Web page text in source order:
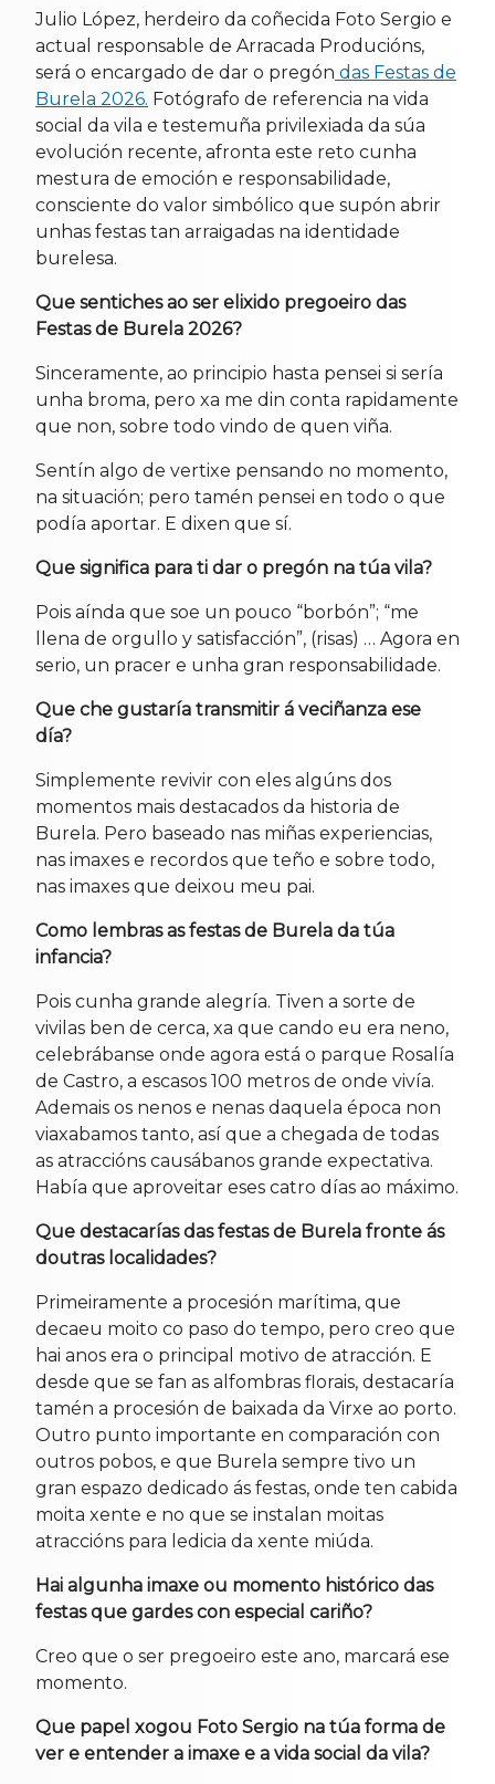
10 May 2026
Julio López, herdeiro da coñecida Foto Sergio e
actual responsable de Arracada Producións,
será o encargado de dar o pregón das Festas de
Burela 2026. Fotógrafo de referencia na vida
social da vila e testemuña privilexiada da súa
evolución recente, afronta este reto cunha
mestura de emoción e responsabilidade,
consciente do valor simbólico que supón abrir
unhas festas tan arraigadas na identidade
burelesa.
Que sentiches ao ser elixido pregoeiro das
Festas de Burela 2026?
Sinceramente, ao principio hasta pensei si sería
unha broma, pero xa me din conta rapidamente
que non, sobre todo vindo de quen viña.
Sentín algo de vertixe pensando no momento,
na situación; pero tamén pensei en todo o que
podía aportar. E dixen que sí.
Que significa para ti dar o pregón na túa vila?
Pois aínda que soe un pouco “borbón”; “me
llena de orgullo y satisfacción”, (risas) … Agora en
serio, un pracer e unha gran responsabilidade.
Que che gustaría transmitir á veciñanza ese
día?
Simplemente revivir con eles algúns dos
momentos mais destacados da historia de
Burela. Pero baseado nas miñas experiencias,
nas imaxes e recordos que teño e sobre todo,
nas imaxes que deixou meu pai.
Como lembras as festas de Burela da túa
infancia?
Pois cunha grande alegría. Tiven a sorte de
vivilas ben de cerca, xa que cando eu era neno,
celebrábanse onde agora está o parque Rosalía
de Castro, a escasos 100 metros de onde vivía.
Ademais os nenos e nenas daquela época non
viaxabamos tanto, así que a chegada de todas
as atraccións causábanos grande expectativa.
Había que aproveitar eses catro días ao máximo.
Que destacarías das festas de Burela fronte ás
doutras localidades?
Primeiramente a procesión marítima, que
decaeu moito co paso do tempo, pero creo que
hai anos era o principal motivo de atracción. E
desde que se fan as alfombras florais, destacaría
tamén a procesión de baixada da Virxe ao porto.
Outro punto importante en comparación con
outros pobos, e que Burela sempre tivo un
gran espazo dedicado ás festas, onde ten cabida
moita xente e no que se instalan moitas
atraccións para ledicia da xente miúda.
Hai algunha imaxe ou momento histórico das
festas que gardes con especial cariño?
Creo que o ser pregoeiro este ano, marcará ese
momento.
Que papel xogou Foto Sergio na túa forma de
ver e entender a imaxe e a vida social da vila?